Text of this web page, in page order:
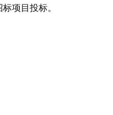
项目投标。